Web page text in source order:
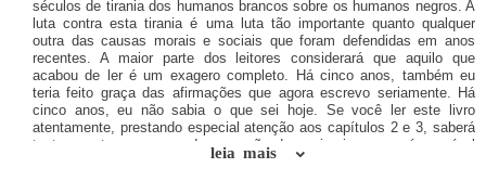
séculos de tirania dos humanos brancos sobre os humanos negros. A
luta contra esta tirania é uma luta tão importante quanto qualquer
outra das causas morais e sociais que foram defendidas em anos
recentes. A maior parte dos leitores considerará que aquilo que
acabou de ler é um exagero completo. Há cinco anos, também eu
teria feito graça das afirmações que agora escrevo seriamente. Há
cinco anos, eu não sabia o que sei hoje. Se você ler este livro
atentamente, prestando especial atenção aos capítulos 2 e 3, saberá
tanto quanto eu acerca da opressão dos animais, e que é possível
incluir num livro de tamanho razoável. Depois, poderá julgar o
leia mais